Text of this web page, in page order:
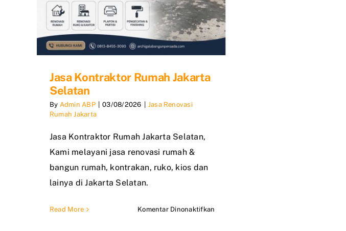
Jasa Kontraktor Rumah Jakarta
Selatan
By Admin ABP 03/08/2026
Jasa Renovasi
Rumah Jakarta
Jasa Kontraktor Rumah Jakarta Selatan,
Kami melayani jasa renovasi rumah &
bangun rumah, kontrakan, ruko, kios dan
lainya di Jakarta Selatan.
Read More Komentar Dinonaktifkan